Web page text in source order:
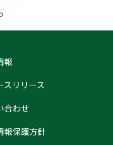
報
スリリース
合わせ
報保護方針